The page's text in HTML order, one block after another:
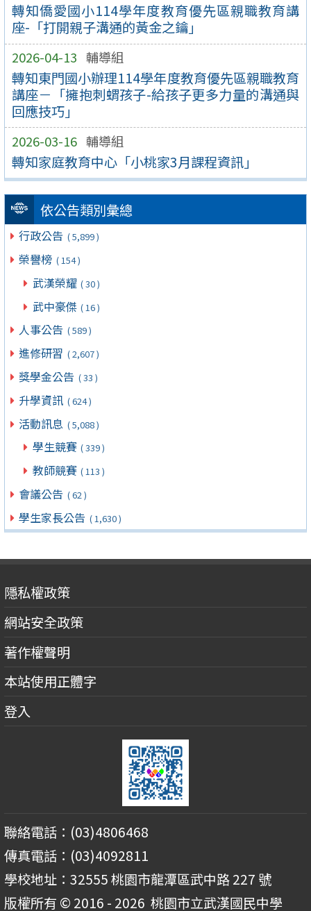
轉知僑愛國小114學年度教育優先區親職教育講
座-「打開親子溝通的黃金之鑰」
2026-04-13 輔導組
轉知東門國小辦理114學年度教育優先區親職教育
講座－「擁抱刺蝟孩子-給孩子更多力量的溝通與
回應技巧」
2026-03-16 輔導組
轉知家庭教育中心「小桃家3月課程資訊」
依公告類別彙總
行政公告 ( 5,899 )
榮譽榜 ( 154 )
武漢榮耀 ( 30 )
武中豪傑 ( 16 )
人事公告 ( 589 )
進修研習 ( 2,607 )
獎學金公告 ( 33 )
升學資訊 ( 624 )
活動訊息 ( 5,088 )
學生競賽 ( 339 )
教師競賽 ( 113 )
會議公告 ( 62 )
學生家長公告 ( 1,630 )
隱私權政策
網站安全政策
著作權聲明
本站使用正體字
登入
聯絡電話：(03)4806468
傳真電話：(03)4092811
學校地址：32555 桃園市龍潭區武中路 227 號
版權所有 © 2016 - 2026 桃園市立武漢國民中學